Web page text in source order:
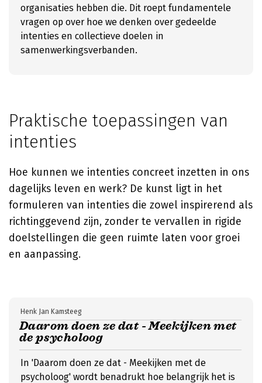
organisaties hebben die. Dit roept fundamentele
vragen op over hoe we denken over gedeelde
intenties en collectieve doelen in
samenwerkingsverbanden.
Praktische toepassingen van
intenties
Hoe kunnen we intenties concreet inzetten in ons
dagelijks leven en werk? De kunst ligt in het
formuleren van intenties die zowel inspirerend als
richtinggevend zijn, zonder te vervallen in rigide
doelstellingen die geen ruimte laten voor groei
en aanpassing.
Daarom doen ze dat - Meekijken met
de psycholoog
Henk Jan Kamsteeg
In 'Daarom doen ze dat - Meekijken met de
psycholoog' wordt benadrukt hoe belangrijk het is